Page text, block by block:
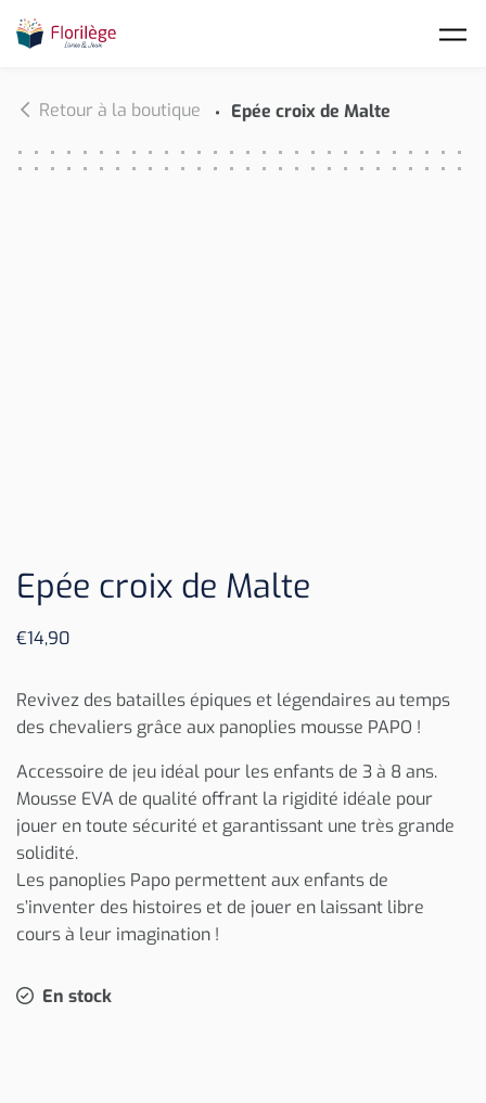
Retour à la boutique Epée croix de Malte
Epée croix de Malte
€14,90
Revivez des batailles épiques et légendaires au temps
des chevaliers grâce aux panoplies mousse PAPO !
Accessoire de jeu idéal pour les enfants de 3 à 8 ans.
Mousse EVA de qualité offrant la rigidité idéale pour
jouer en toute sécurité et garantissant une très grande
solidité.
Les panoplies Papo permettent aux enfants de
s’inventer des histoires et de jouer en laissant libre
cours à leur imagination !
En stock